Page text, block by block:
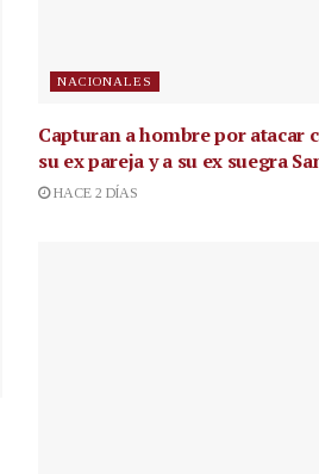
NACIONALES
Capturan a hombre por atacar
su ex pareja y a su ex suegra
HACE 2 DÍAS